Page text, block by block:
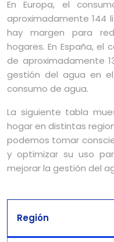
En Europa, el
aproximadamente 144
hay margen para
hogares. En España, el
de aproximadamente
gestión del agua en
consumo de agua.
La siguiente tabla
hogar en distintas
podemos tomar
y optimizar su uso
mejorar la gestión del
Región